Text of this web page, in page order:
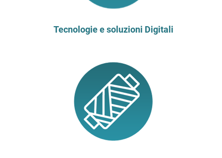
Tecnologie e soluzioni Digitali